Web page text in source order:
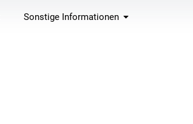
Sonstige Informationen